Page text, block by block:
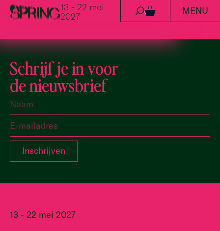
Ga naar de inhoud
13 - 22 mei
2027
0 MENU
Schrijf je in voor
de nieuwsbrief
13 - 22 mei 2027